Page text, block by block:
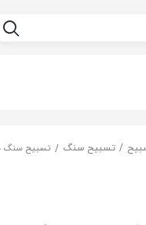
تسبیح سنگ تسبیح سنگ